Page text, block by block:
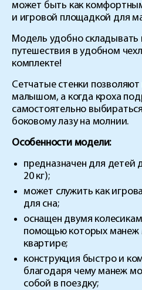
может быть как
и игровой площадкой для
Модель удобно складывать
путешествия в удобном
комплекте!
Сетчатые стенки
малышом, а когда кроха
самостоятельно
боковому лазу на молнии.
Особенности модели:
предназначен для детей
20 кг);
может служить как
для сна;
оснащен двумя
помощью которых
квартире;
конструкция быстро и
благодаря чему манеж
собой в поездку;